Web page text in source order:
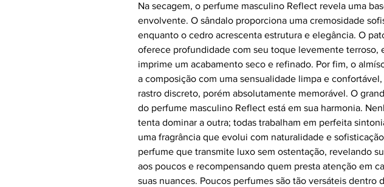
Na secagem, o perfume masculino Reflect revela uma
envolvente. O sândalo proporciona uma cremosidade
enquanto o cedro acrescenta estrutura e elegância. O
oferece profundidade com seu toque levemente terroso,
imprime um acabamento seco e refinado. Por fim, o
a composição com uma sensualidade limpa e
rastro discreto, porém absolutamente memorável. O
do perfume masculino Reflect está em sua harmonia.
tenta dominar a outra; todas trabalham em perfeita
uma fragrância que evolui com naturalidade e
perfume que transmite luxo sem ostentação, revelando
aos poucos e recompensando quem presta atenção em
suas nuances. Poucos perfumes são tão versáteis dentro